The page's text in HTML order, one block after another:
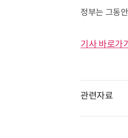
정부는 그동
기사 바로가
관련자료